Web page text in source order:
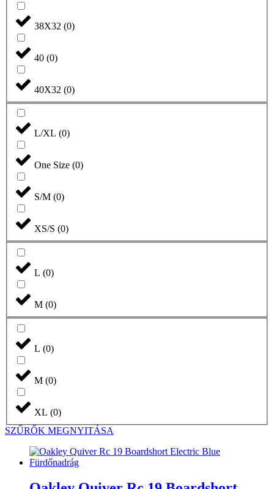
38X32 (0)
40 (0)
40X32 (0)
L/XL (0)
One Size (0)
S/M (0)
XS/S (0)
L (0)
M (0)
L (0)
M (0)
XL (0)
SZŰRŐK MEGNYITÁSA